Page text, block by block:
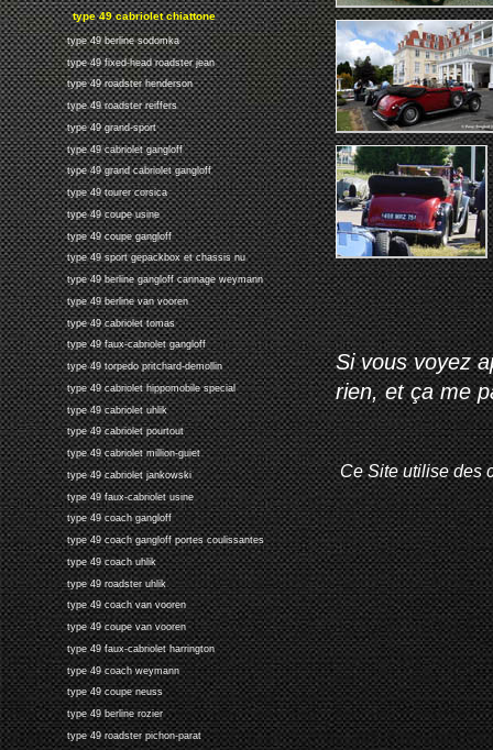
type 49 cabriolet chiattone
type 49 berline sodomka
type 49 fixed-head roadster jean
type 49 roadster henderson
type 49 roadster reiffers
type 49 grand-sport
type 49 cabriolet gangloff
type 49 grand cabriolet gangloff
type 49 tourer corsica
type 49 coupe usine
type 49 coupe gangloff
type 49 sport gepackbox et chassis nu
type 49 berline gangloff cannage weymann
type 49 berline van vooren
type 49 cabriolet tomas
type 49 faux-cabriolet gangloff
type 49 torpedo pritchard-demollin
type 49 cabriolet hippomobile special
type 49 cabriolet uhlik
type 49 cabriolet pourtout
type 49 cabriolet million-guiet
type 49 cabriolet jankowski
type 49 faux-cabriolet usine
type 49 coach gangloff
type 49 coach gangloff portes coulissantes
type 49 coach uhlik
type 49 roadster uhlik
type 49 coach van vooren
type 49 coupe van vooren
type 49 faux-cabriolet harrington
type 49 coach weymann
type 49 coupe neuss
type 49 berline rozier
type 49 roadster pichon-parat
Si vous voyez
rien, et ça me
Ce Site utilise des